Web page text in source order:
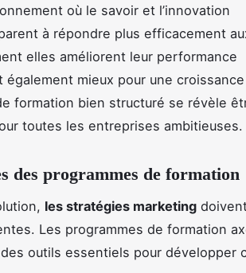
où le savoir et l’innovation
à répondre plus efficacement
elles améliorent leur performance
mieux pour une croissance
formation bien structuré se révèle
toutes les entreprises ambitieuses.
des programmes de formation
les stratégies marketing
Les programmes de formation
outils essentiels pour développer